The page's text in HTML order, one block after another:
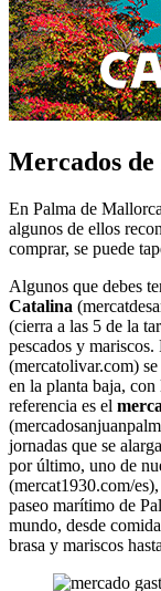
Mercados de
En Palma de
algunos de ellos
comprar, se puede
Algunos que debes
Catalina
(cierra a las 5 de la
pescados y mariscos.
(mercatolivar.com)
en la planta baja,
referencia es el
jornadas que se
por último, uno de
(mercat1930.com/
paseo marítimo de
mundo, desde
brasa y mariscos